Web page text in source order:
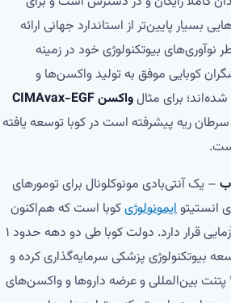
بسیار پایین‌تر از استاندارد جهانی ارائه
نوآوری‌های بیوتکنولوژی خود در زمینه
کوبایی موفق به تولید واکسن‌ها و
برای مثالواکسن CIMAvax-EGF
ریه پیشرفته است در کوبا توسعه یافته
– یک آنتی‌بادی مونوکلونال برای تومورهای
انستیتوایمونولوژیکوبا است که هم‌اکنون
در ژاپن و اروپا نیز تحت کارآزمایی قرار دارد. دولت کوبا طی دو دهه حدود ۱
بیوتکنولوژی پزشکی سرمایه‌گذاری کرده و
نتیجه آن ثبت بیش از ۱۲۰۰ پتنت بین‌المللی و عرضه داروها و واکسن‌های